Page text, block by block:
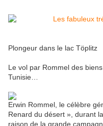
Plongeur dans le lac Töplitz
Le vol par Rommel des
Tunisie…
Erwin Rommel, le célèbre
Renard du désert », durant
raison de la grande